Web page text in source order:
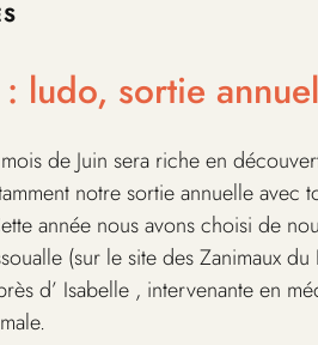
ludo, sortie
de Juin sera riche en
notre sortie annuelle avec
année nous avons choisi de
(sur le site des Zanimaux
d’ Isabelle , intervenante en